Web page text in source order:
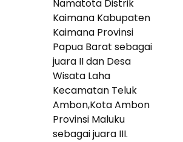
Namatota Distrik
Kaimana Kabupaten
Kaimana Provinsi
Papua Barat sebagai
juara II dan Desa
Wisata Laha
Kecamatan Teluk
Ambon,Kota Ambon
Provinsi Maluku
sebagai juara III.